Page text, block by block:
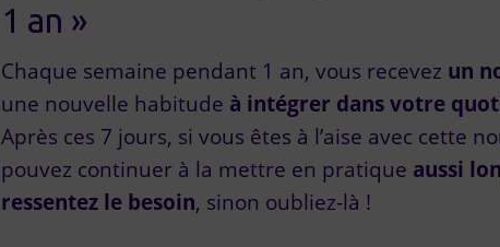
1 an »
Chaque semaine pendant 1 an, vous recevez un
une nouvelle habitude à intégrer dans votre
Après ces 7 jours, si vous êtes à l’aise avec cette
pouvez continuer à la mettre en pratique aussi
ressentez le besoin, sinon oubliez-là !